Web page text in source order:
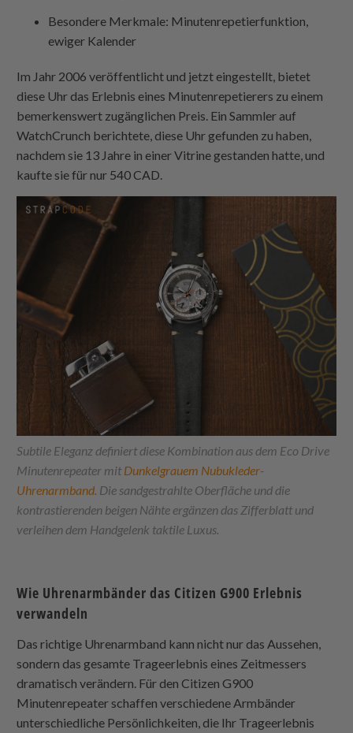
Besondere Merkmale: Minutenrepetierfunktion,
ewiger Kalender
Im Jahr 2006 veröffentlicht und jetzt eingestellt, bietet
diese Uhr das Erlebnis eines Minutenrepetierers zu einem
bemerkenswert zugänglichen Preis. Ein Sammler auf
WatchCrunch berichtete, diese Uhr gefunden zu haben,
nachdem sie 13 Jahre in einer Vitrine gestanden hatte, und
kaufte sie für nur 540 CAD.
Subtile Eleganz definiert diese Kombination aus dem Eco Drive
Minutenrepeater mit Dunkelgrauem Nubukleder-
Uhrenarmband . Die sandgestrahlte Oberfläche und die
kontrastierenden beigen Nähte ergänzen das Zifferblatt und
verleihen dem Handgelenk taktile Luxus.
Wie Uhrenarmbänder das Citizen G900 Erlebnis
verwandeln
Das richtige Uhrenarmband kann nicht nur das Aussehen,
sondern das gesamte Trageerlebnis eines Zeitmessers
dramatisch verändern. Für den Citizen G900
Minutenrepeater schaffen verschiedene Armbänder
unterschiedliche Persönlichkeiten, die Ihr Trageerlebnis